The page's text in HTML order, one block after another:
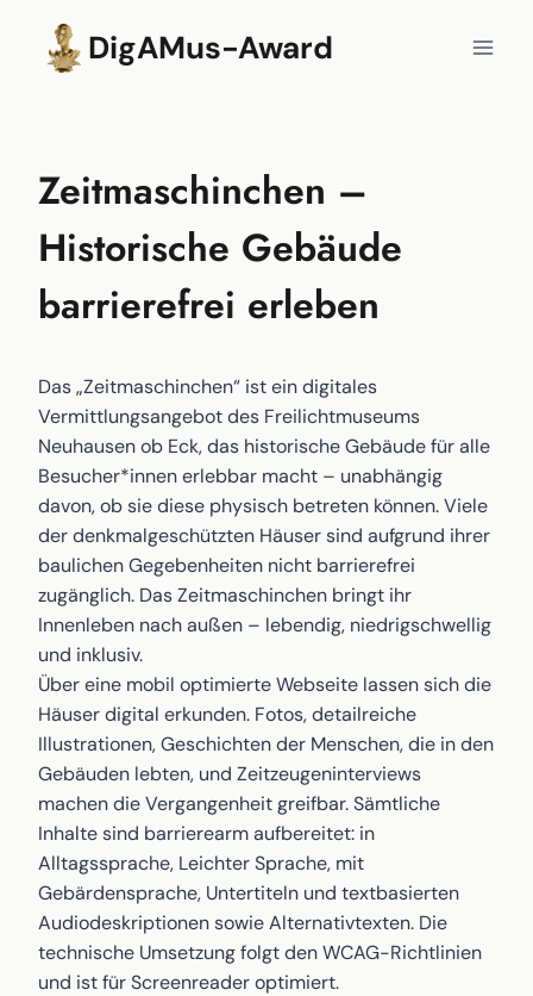
springen
DigAMus-Award
Zeitmaschinchen –
Historische Gebäude
barrierefrei erleben
Das „Zeitmaschinchen“ ist ein digitales
Vermittlungsangebot des Freilichtmuseums
Neuhausen ob Eck, das historische Gebäude für alle
Besucher*innen erlebbar macht – unabhängig
davon, ob sie diese physisch betreten können. Viele
der denkmalgeschützten Häuser sind aufgrund ihrer
baulichen Gegebenheiten nicht barrierefrei
zugänglich. Das Zeitmaschinchen bringt ihr
Innenleben nach außen – lebendig, niedrigschwellig
und inklusiv.
Über eine mobil optimierte Webseite lassen sich die
Häuser digital erkunden. Fotos, detailreiche
Illustrationen, Geschichten der Menschen, die in den
Gebäuden lebten, und Zeitzeugeninterviews
machen die Vergangenheit greifbar. Sämtliche
Inhalte sind barrierearm aufbereitet: in
Alltagssprache, Leichter Sprache, mit
Gebärdensprache, Untertiteln und textbasierten
Audiodeskriptionen sowie Alternativtexten. Die
technische Umsetzung folgt den WCAG-Richtlinien
und ist für Screenreader optimiert.